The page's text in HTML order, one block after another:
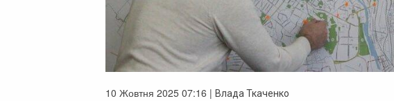
10 Жовтня 2025 07:16 | Влада Ткаченко